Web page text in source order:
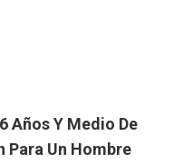
Años Y Medio De
Para Un Hombre